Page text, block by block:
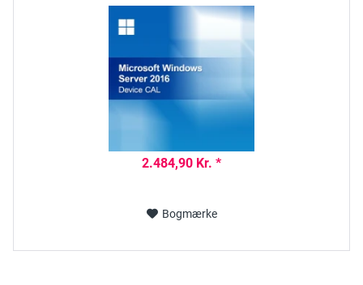
2.484,90 Kr. *
Bogmærke